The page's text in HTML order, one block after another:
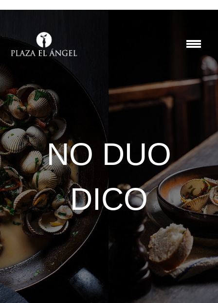
NO DUO
DICO